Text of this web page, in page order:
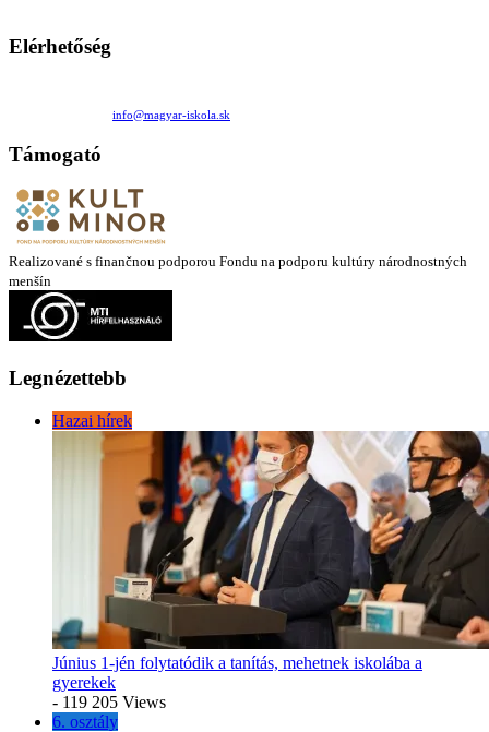
Elérhetőség
info@magyar-iskola.sk
Támogató
Realizované s finančnou podporou Fondu na podporu kultúry národnostných
menšín
Legnézettebb
Hazai hírek
Június 1-jén folytatódik a tanítás, mehetnek iskolába a
gyerekek
- 119 205 Views
6. osztály